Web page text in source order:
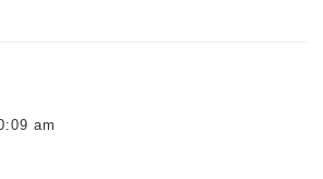
am